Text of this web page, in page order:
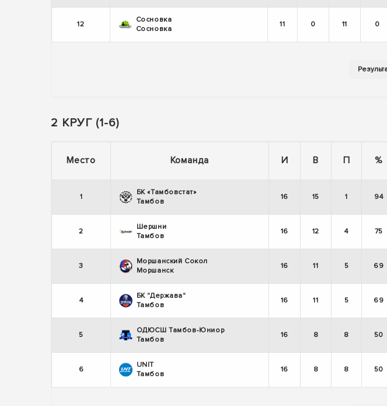
12
Сосновка
Сосновка
11 0 11 0
2 КРУГ (1-6)
Место Команда И В П %
1
БК «Тамбовстат»
Тамбов
16 15 1 94
2
Шершни
Тамбов
16 12 4 75
3
Моршанский Сокол
Моршанск
16 11 5 69
4
БК "Держава"
Тамбов
16 11 5 69
5
ОДЮСШ Тамбов-Юниор
Тамбов
16 8 8 50
6
UNIT
Тамбов
16 8 8 50